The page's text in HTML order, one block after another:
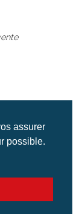
assurer
possible.